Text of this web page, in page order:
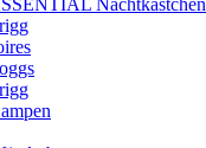
Nachtkästchen